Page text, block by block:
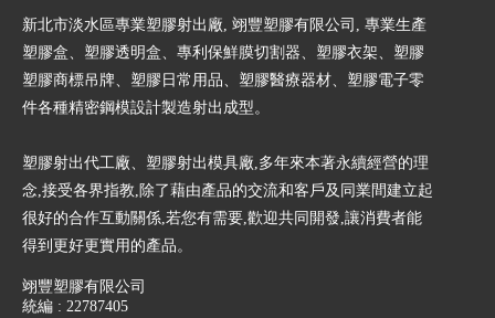
新北市淡水區專業塑膠射出廠, 翊豐塑膠有限公司, 專業生產
塑膠盒、塑膠透明盒、專利保鮮膜切割器、塑膠衣架、塑膠
塑膠商標吊牌、塑膠日常用品、塑膠醫療器材、塑膠電子零
件各種精密鋼模設計製造射出成型。
塑膠射出代工廠、塑膠射出模具廠,多年來本著永續經營的理
念,接受各界指教,除了藉由產品的交流和客戶及同業間建立起
很好的合作互動關係,若您有需要,歡迎共同開發,讓消費者能
得到更好更實用的產品。
翊豐塑膠有限公司
統編 : 22787405